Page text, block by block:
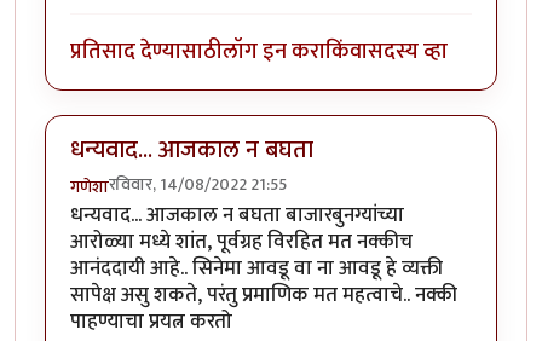
प्रतिसाद देण्यासाठीलॉग इन कराकिंवासदस्य व्हा
धन्यवाद... आजकाल न बघता
गणेशारविवार, 14/08/2022 21:55
धन्यवाद... आजकाल न बघता बाजारबुनग्यांच्या
आरोळ्या मध्ये शांत, पूर्वग्रह विरहित मत नक्कीच
आनंददायी आहे.. सिनेमा आवडू वा ना आवडू हे व्यक्ती
सापेक्ष असु शकते, परंतु प्रमाणिक मत महत्वाचे.. नक्की
पाहण्याचा प्रयत्न करतो